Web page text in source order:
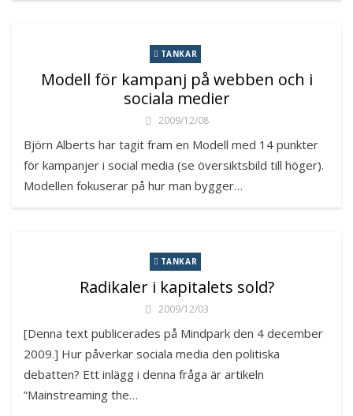
TANKAR
Modell för kampanj på webben och i
sociala medier
2009/12/08
Björn Alberts har tagit fram en Modell med 14 punkter
för kampanjer i social media (se översiktsbild till höger).
Modellen fokuserar på hur man bygger…
TANKAR
Radikaler i kapitalets sold?
2009/12/03
[Denna text publicerades på Mindpark den 4 december
2009.] Hur påverkar sociala media den politiska
debatten? Ett inlägg i denna fråga är artikeln
”Mainstreaming the…